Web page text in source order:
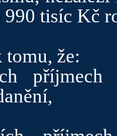
990 tisíc Kč
tomu, že:
příjmech